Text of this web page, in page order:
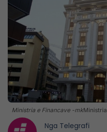
Ministria e Financave -mk
Nga Telegrafi